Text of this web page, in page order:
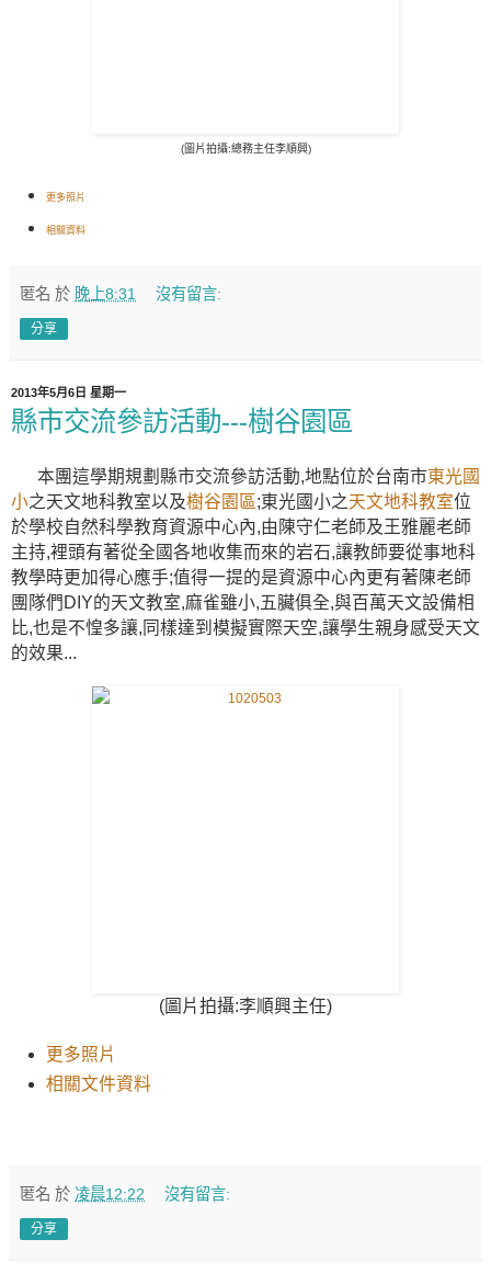
(圖片拍攝:總務主任李順興)
更多照片
相關資料
匿名 於 晚上8:31 沒有留言:
分享
2013年5月6日 星期一
縣市交流參訪活動---樹谷園區
本團這學期規劃縣市交流參訪活動,地點位於台南市東光國
小之天文地科教室以及樹谷園區;東光國小之天文地科教室位
於學校自然科學教育資源中心內,由陳守仁老師及王雅麗老師
主持,裡頭有著從全國各地收集而來的岩石,讓教師要從事地科
教學時更加得心應手;值得一提的是資源中心內更有著陳老師
團隊們DIY的天文教室,麻雀雖小,五臟俱全,與百萬天文設備相
比,也是不惶多讓,同樣達到模擬實際天空,讓學生親身感受天文
的效果...
(圖片拍攝:李順興主任)
更多照片
相關文件資料
匿名 於 凌晨12:22 沒有留言:
分享